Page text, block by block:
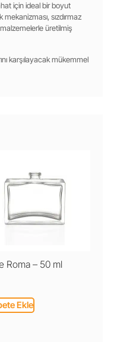
için ideal bir boyut
sızdırmaz
üretilmiş
karşılayacak mükemmel
Roma – 50 ml
Ekle